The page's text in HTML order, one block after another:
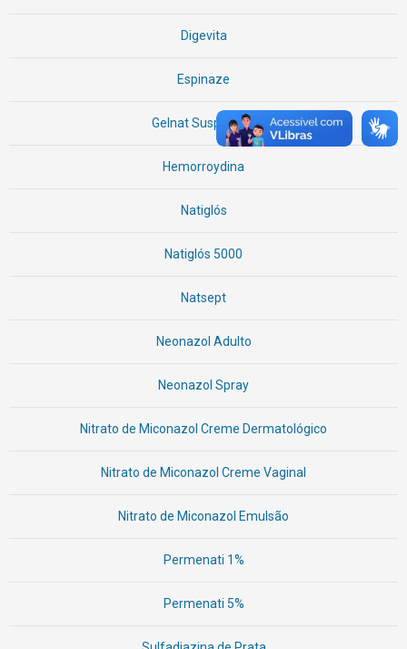
Digevita
Espinaze
Gelnat Suspensão
Hemorroydina
Natiglós
Natiglós 5000
Natsept
Neonazol Adulto
Neonazol Spray
Nitrato de Miconazol Creme Dermatológico
Nitrato de Miconazol Creme Vaginal
Nitrato de Miconazol Emulsão
Permenati 1%
Permenati 5%